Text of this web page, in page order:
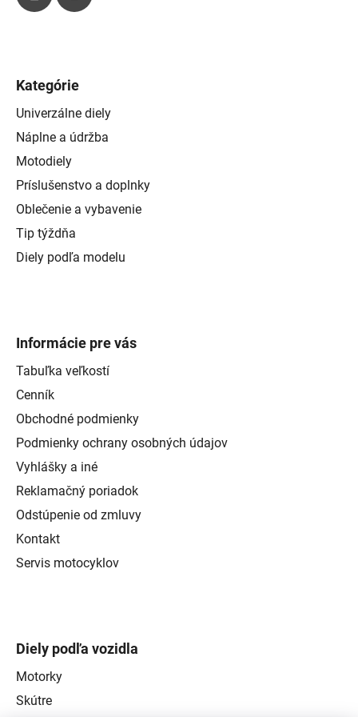
Kategórie
Univerzálne diely
Náplne a údržba
Motodiely
Príslušenstvo a doplnky
Oblečenie a vybavenie
Tip týždňa
Diely podľa modelu
Informácie pre vás
Tabuľka veľkostí
Cenník
Obchodné podmienky
Podmienky ochrany osobných údajov
Vyhlášky a iné
Reklamačný poriadok
Odstúpenie od zmluvy
Kontakt
Servis motocyklov
Diely podľa vozidla
Motorky
Skútre